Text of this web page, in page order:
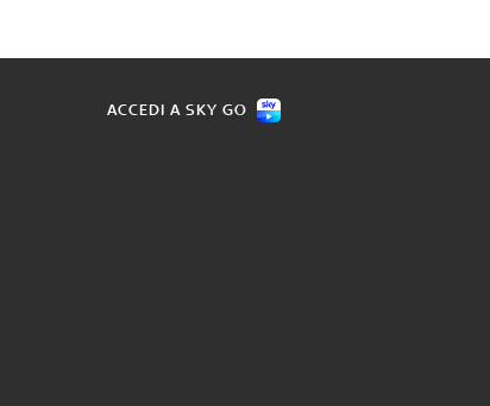
ACCEDI A SKY GO